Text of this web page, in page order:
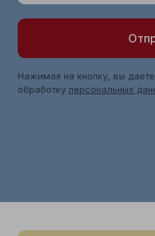
Нажимая на кнопку, вы
обработку персональных